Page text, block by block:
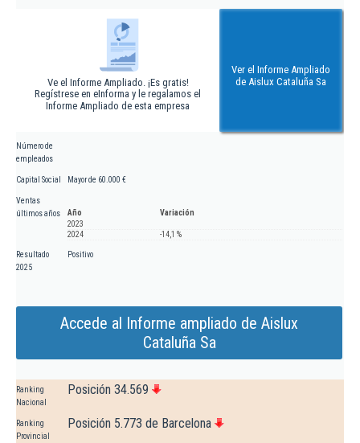
Ve el Informe Ampliado. ¡Es gratis!
Regístrese en eInforma y le regalamos el
Informe Ampliado de esta empresa
Ver el Informe Ampliado
de Aislux Cataluña Sa
Número de
empleados
Capital Social Mayor de 60.000 €
Ventas
últimos años
Año
Variación
2023
2024
-14,1 %
Resultado
2025
Positivo
Accede al Informe ampliado de Aislux
Cataluña Sa
Ranking
Nacional
Posición 34.569
Ranking
Provincial
Posición 5.773 de Barcelona